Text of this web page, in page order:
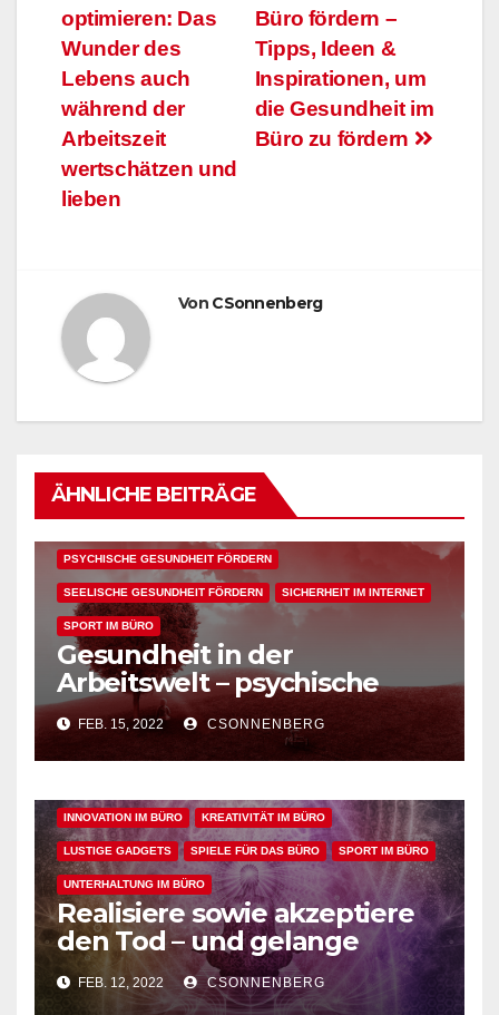
Büro fördern –
Tipps, Ideen &
Inspirationen, um
die Gesundheit im
Büro zu fördern
optimieren: Das
Wunder des
Lebens auch
während der
Arbeitszeit
wertschätzen und
lieben
Von CSonnenberg
ÄHNLICHE BEITRÄGE
ARBEITSFLOW
GESUNDHEIT IN DER ARBEITSWELT INNOVATION IM BÜRO
PSYCHISCHE GESUNDHEIT FÖRDERN
SEELISCHE GESUNDHEIT FÖRDERN SICHERHEIT IM INTERNET
SPORT IM BÜRO
Gesundheit in der
Arbeitswelt – psychische
sowie geistige, körperliche
und seelische Gesundheit
bei der Arbeit fördern
FEB. 15, 2022 CSONNENBERG
ALLGEMEIN ARBEITSFLOW BÜRO GADGETS
BÜRO GADGETS FÜR FRAUEN BÜRO GADGETS FÜR MÄNNER
EFFIZIENZ & PRODUKTIVITÄT IM BÜRO
INNOVATION IM BÜRO KREATIVITÄT IM BÜRO
LUSTIGE GADGETS SPIELE FÜR DAS BÜRO SPORT IM BÜRO
UNTERHALTUNG IM BÜRO
Realisiere sowie akzeptiere
den Tod – und gelange
dadurch in den perfekten
Arbeitsflow
FEB. 12, 2022 CSONNENBERG